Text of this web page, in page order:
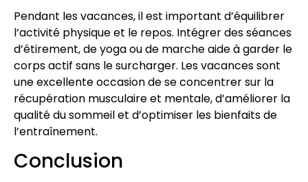
Pendant les vacances, il est important d’équilibrer
l’activité physique et le repos. Intégrer des séances
d’étirement, de yoga ou de marche aide à garder le
corps actif sans le surcharger. Les vacances sont
une excellente occasion de se concentrer sur la
récupération musculaire et mentale, d’améliorer la
qualité du sommeil et d’optimiser les bienfaits de
l’entraînement.
Conclusion